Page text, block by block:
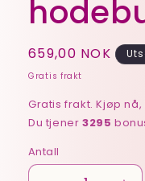
Vanlig
pris
659,00 NOK
Gratis frakt
Gratis frakt. Kjøp
Du tjener 3295
Antall